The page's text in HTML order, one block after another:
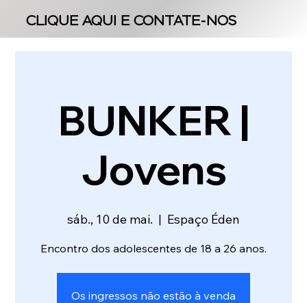
CLIQUE AQUI E CONTATE-NOS
CLIQUE AQUI E CONTATE-NOS
BUNKER |
Jovens
sáb., 10 de mai.
  |
Espaço Éden
Encontro dos adolescentes de 18 a 26 anos.
Os ingressos não estão à venda